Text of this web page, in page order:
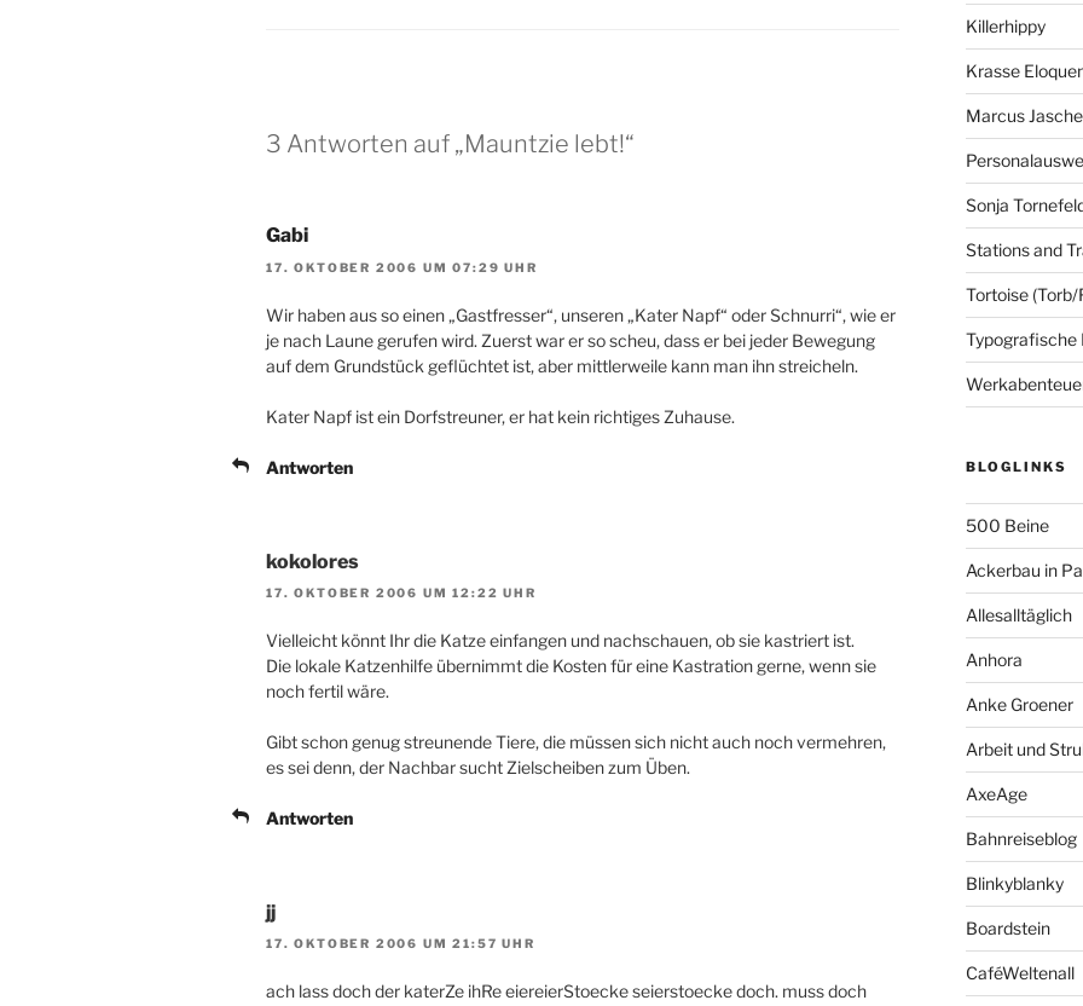
3 Antworten auf „Mauntzie lebt!“
Gabi
17. OKTOBER 2006 UM 07:29 UHR
Wir haben aus so einen „Gastfresser“, unseren „Kater Napf“ oder Schnurri“, wie er
je nach Laune gerufen wird. Zuerst war er so scheu, dass er bei jeder Bewegung
auf dem Grundstück geflüchtet ist, aber mittlerweile kann man ihn streicheln.
Kater Napf ist ein Dorfstreuner, er hat kein richtiges Zuhause.
Antworten
kokolores
17. OKTOBER 2006 UM 12:22 UHR
Vielleicht könnt Ihr die Katze einfangen und nachschauen, ob sie kastriert ist.
Die lokale Katzenhilfe übernimmt die Kosten für eine Kastration gerne, wenn sie
noch fertil wäre.
Gibt schon genug streunende Tiere, die müssen sich nicht auch noch vermehren,
es sei denn, der Nachbar sucht Zielscheiben zum Üben.
Antworten
jj
17. OKTOBER 2006 UM 21:57 UHR
ach lass doch der katerZe ihRe eiereierStoecke seierstoecke doch. muss doch
Killerhippy
Krasse
Marcus
Sonja
Stations and
Tortoise (Torb/
Typografische
BLOGLINKS
500 Beine
Ackerbau in
Allesalltäglich
Anhora
Anke Groener
Arbeit und
AxeAge
Bahnreiseblog
Blinkyblanky
Boardstein
CaféWeltenall